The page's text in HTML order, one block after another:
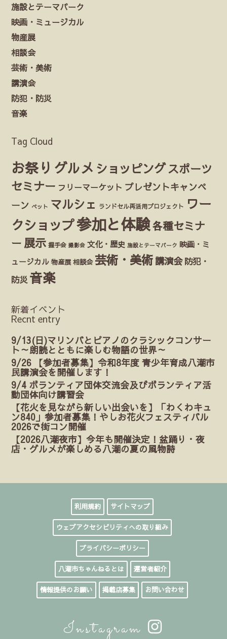
施設とテーマパーク
映画・ミュージカル
物産展
相談会
芸術・美術
講演会
防犯・防災
音楽
Tag Cloud
お祭り グルメ ショッピングスポーツ
セミナー フリーマーケット プレゼントキャンペ
ーン ペット マルシェ ランドセル再活用プロジェクト ワー
クショップ参加と体験各種セミナ
ー 展示 握手会 撮影会 文化・歴史 施設とテーマパーク 映画・ミ
ュージカル 物産展 相談会 芸術・美術 講演会 防犯・
防災 音楽
新着イベント
Recnt entry
9/13(日)マリンバとピアノのクラシックコンサー
ト～朗読とともに楽しむ物語の世界～
9/26 【参加者募集】令和8年度 青少年育成八潮市
民講演会を開催します！
9/4 ボランティア団体交流会及びボランティア活
動団体向け講習会
【花火を見ながら新しい出会いを】「わくわキュ
ン840」参加者募集！やしお花火フェスティバル
2026で街コン開催
【2026八潮夜市】今年も開催決定！盆踊り・夜
店・グルメが楽しめる八潮の夏の風物詩
利用規約 サイトマップ
ウェブアクセシビリティへの取り組み
プライバシーポリシー
八潮市ちゃんねるとは 運営者紹介
情報提供のお願い 掲載店募集 お問い合わせ
Instagram